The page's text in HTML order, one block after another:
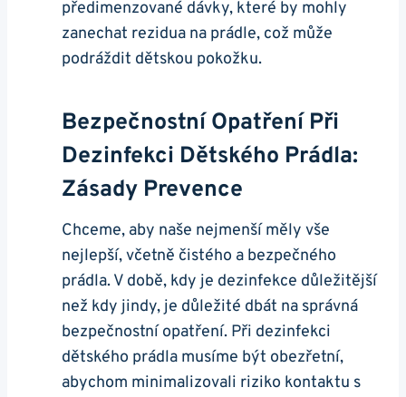
předimenzované dávky, které by mohly
zanechat rezidua na prádle, což může
podráždit dětskou pokožku.
Bezpečnostní Opatření Při
Dezinfekci Dětského Prádla:
Zásady Prevence
Chceme, aby naše nejmenší měly vše
nejlepší, včetně čistého a bezpečného
prádla. V době, kdy je dezinfekce důležitější
než kdy jindy, je důležité dbát na správná
bezpečnostní opatření. Při dezinfekci
dětského prádla musíme být obezřetní,
abychom minimalizovali riziko kontaktu s